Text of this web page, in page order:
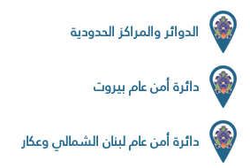
الدوائر والمراكز الحدودية
دائرة أمن عام بيروت
دائرة أمن عام لبنان الشمالي وعكار